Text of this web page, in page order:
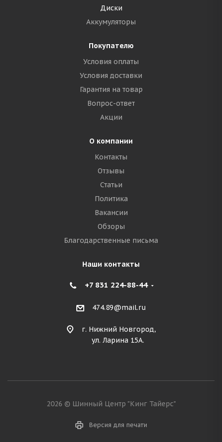
Диски
Аккумуляторы
Покупателю
Условия оплаты
Условия доставки
Гарантия на товар
Вопрос-ответ
Акции
О компании
Контакты
Отзывы
Статьи
Политика
Вакансии
Обзоры
Благодарственные письма
Наши контакты
+7 831 224-88-44
474.89@mail.ru
г. Нижний Новгород,
ул. Ларина 15А.
2026 © Шинный Центр "Кинг Тайерс"
Версия для печати